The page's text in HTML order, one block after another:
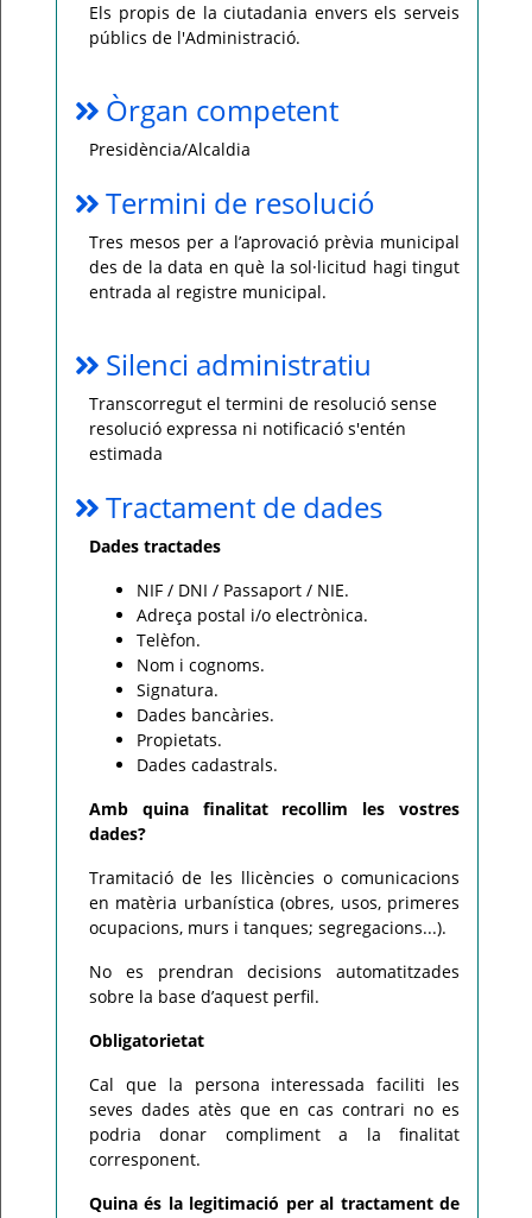
Els propis de la ciutadania envers els serveis
públics de l'Administració.
Òrgan competent
Presidència/Alcaldia
Termini de resolució
Tres mesos per a l’aprovació prèvia municipal
des de la data en què la sol·licitud hagi tingut
entrada al registre municipal.
Silenci administratiu
Transcorregut el termini de resolució sense
resolució expressa ni notificació s'entén
estimada
Tractament de dades
Dades tractades
NIF / DNI / Passaport / NIE.
Adreça postal i/o electrònica.
Telèfon.
Nom i cognoms.
Signatura.
Dades bancàries.
Propietats.
Dades cadastrals.
Amb quina finalitat recollim les vostres
dades?
Tramitació de les llicències o comunicacions
en matèria urbanística (obres, usos, primeres
ocupacions, murs i tanques; segregacions...).
No es prendran decisions automatitzades
sobre la base d’aquest perfil.
Obligatorietat
Cal que la persona interessada faciliti les
seves dades atès que en cas contrari no es
podria donar compliment a la finalitat
corresponent.
Quina és la legitimació per al tractament de